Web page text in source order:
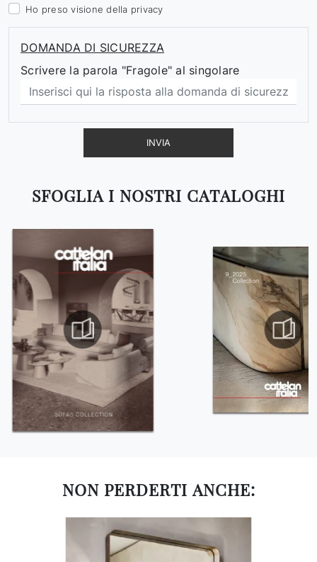
SFOGLIA I NOSTRI CATALOGHI
Ho preso visione della privacy
DOMANDA DI SICUREZZA
Scrivere la parola "Fragole" al singolare
INVIA
NON PERDERTI ANCHE: